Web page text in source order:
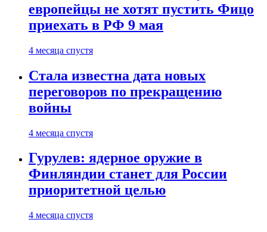
европейцы не хотят пустить Фицо
приехать в РФ 9 мая
4 месяца спустя
Стала известна дата новых
переговоров по прекращению
войны
4 месяца спустя
Гурулев: ядерное оружие в
Финляндии станет для России
приоритетной целью
4 месяца спустя